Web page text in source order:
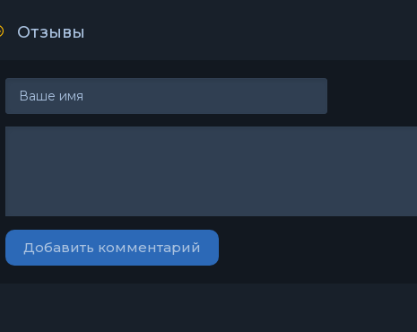
Отзывы
Добавить комментарий